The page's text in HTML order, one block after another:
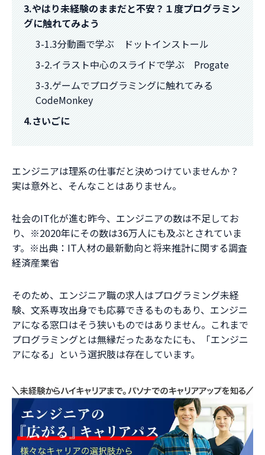
3.やはり未経験のままだと不安？１度プログラミン
グに触れてみよう
3-1.3分動画で学ぶ ドットインストール
3-2.イラスト中心のスライドで学ぶ Progate
3-3.ゲームでプログラミングに触れてみる
CodeMonkey
4.さいごに
エンジニアは理系の仕事だと決めつけていませんか？
実は意外と、そんなことはありません。
社会のIT化が進む昨今、エンジニアの数は不足してお
り、※2020年にその数は36万人にも及ぶとされていま
す。※出典：IT人材の最新動向と将来推計に関する調査
経済産業省
そのため、エンジニア職の求人はプログラミング未経
験、文系専攻出身でも応募できるものもあり、エンジニ
アになる窓口はそう狭いものではありません。これまで
プログラミングとは無縁だったあなたにも、「エンジニ
アになる」という選択肢は存在しています。